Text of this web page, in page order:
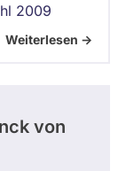
2009
Weiterlesen ->
von